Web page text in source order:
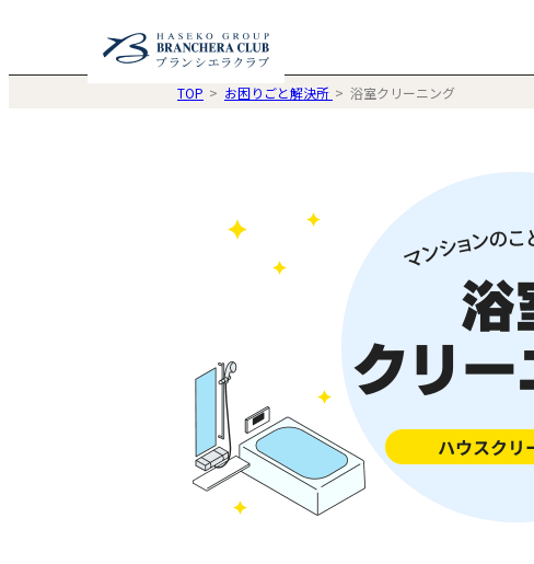
TOP お困りごと解決所 浴室クリーニング